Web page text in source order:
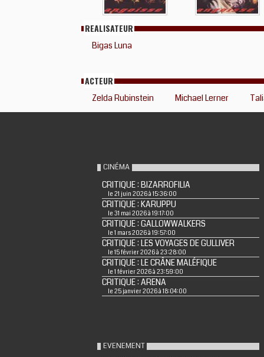
REALISATEUR
Bigas Luna
ACTEUR
Zelda Rubinstein Michael Lerner
CINÉMA
CRITIQUE : BIZARROFILIA
le 21 juin 2026 à 15:36:00
CRITIQUE : KARUPPU
le 31 mai 2026 à 19:17:00
CRITIQUE : GALLOWWALKERS
le 1 mars 2026 à 19:57:00
CRITIQUE : LES VOYAGES DE GULLIVER
le 15 février 2026 à 23:28:00
CRITIQUE : LE CRÂNE MALÉFIQUE
le 1 février 2026 à 23:59:00
CRITIQUE : ARENA
le 25 janvier 2026 à 18:04:00
EVENEMENT